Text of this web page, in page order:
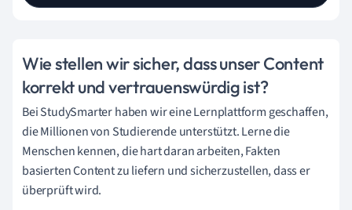
Wie stellen wir sicher, dass unser Content
korrekt und vertrauenswürdig ist?
Bei StudySmarter haben wir eine Lernplattform geschaffen,
die Millionen von Studierende unterstützt. Lerne die
Menschen kennen, die hart daran arbeiten, Fakten
basierten Content zu liefern und sicherzustellen, dass er
überprüft wird.